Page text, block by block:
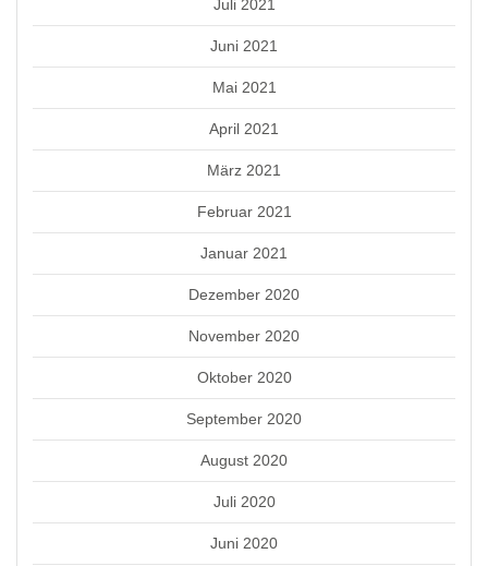
Juli 2021
Juni 2021
Mai 2021
April 2021
März 2021
Februar 2021
Januar 2021
Dezember 2020
November 2020
Oktober 2020
September 2020
August 2020
Juli 2020
Juni 2020